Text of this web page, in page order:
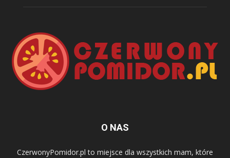
O NAS
CzerwonyPomidor.pl to miejsce dla wszystkich mam, które